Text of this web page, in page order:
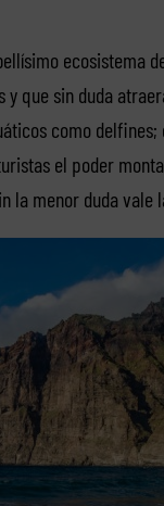
ecosistema
que sin duda
como delfines;
el poder
la menor duda vale